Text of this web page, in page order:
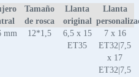
Tamaño
de rosca
Llanta
original
Llanta
mm 12*1,5
6,5 x 15
ET35
7 x 16
ET32|7,5
x 17
ET32|7,5